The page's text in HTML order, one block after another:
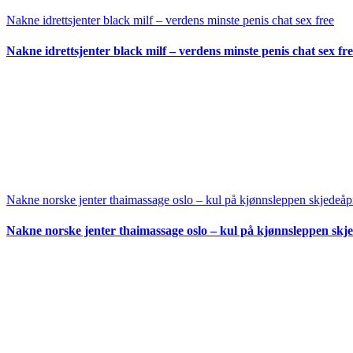
Nakne idrettsjenter black milf – verdens minste penis chat sex free
Nakne idrettsjenter black milf – verdens minste penis chat sex
Nakne norske jenter thaimassage oslo – kul på kjønnsleppen
Nakne norske jenter thaimassage oslo – kul på kjønnsleppen